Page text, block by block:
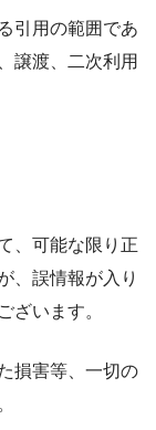
引用の範囲であ
譲渡、二次利用
、可能な限り正
、誤情報が入り
ざいます。
損害等、一切の